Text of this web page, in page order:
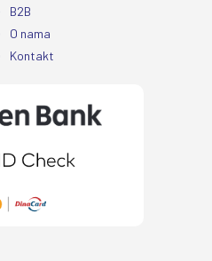
B2B
O nama
Kontakt